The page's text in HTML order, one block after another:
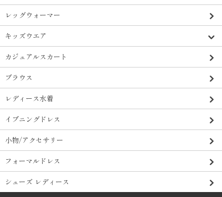
レッグウォーマー
キッズウエア
カジュアルスカート
ブラウス
レディース水着
イブニングドレス
小物/アクセサリー
フォーマルドレス
シューズ レディース